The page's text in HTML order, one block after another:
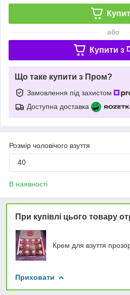
або
Купити з
Що таке купити з Пром?
Замовлення під захистом
Доступна доставка
Розмір чоловічого взуття
40
В наявності
При купівлі цього товару
Крем для взуття
Приховати